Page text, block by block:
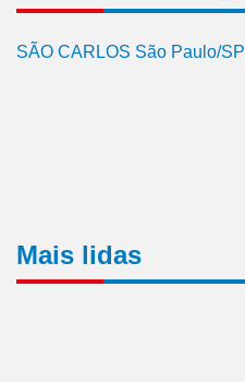
SÃO CARLOS São Paulo/SP
Mais lidas